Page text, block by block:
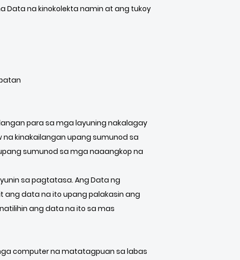
Data na kinokolekta namin at ang tukoy
para sa mga layuning nakalagay
na kinakailangan upang sumunod sa
sumunod sa mga naaangkop na
sa pagtatasa. Ang Data ng
ang data na ito upang palakasin ang
ang data na ito sa mas
computer na matatagpuan sa labas